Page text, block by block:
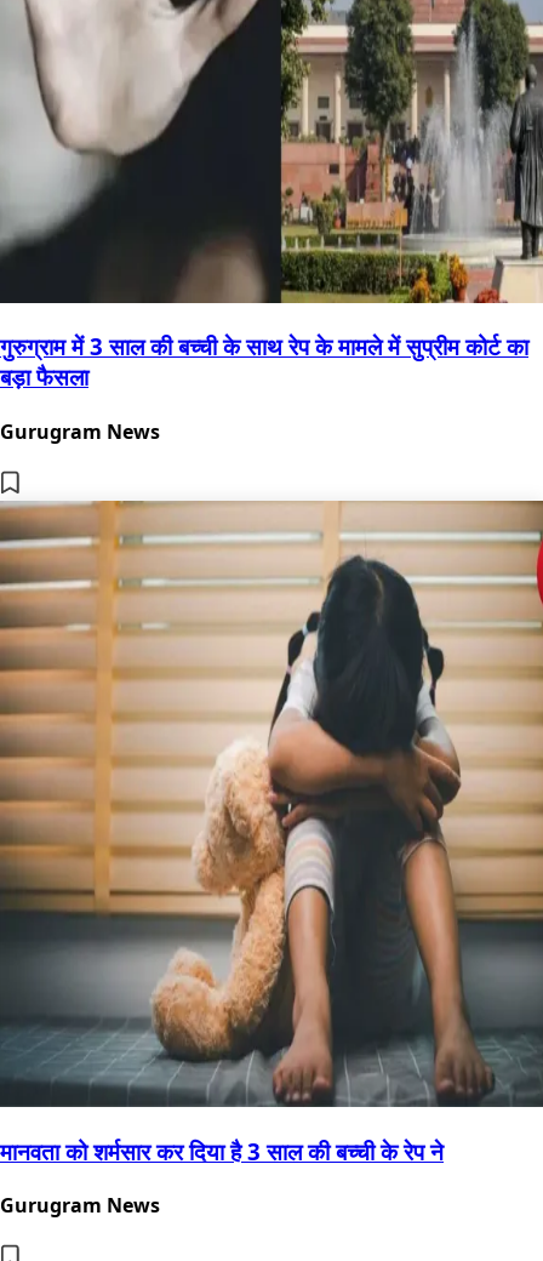
गुरुग्राम में 3 साल की बच्ची के साथ रेप के मामले में सुप्रीम कोर्ट का
बड़ा फैसला
Gurugram News
मानवता को शर्मसार कर दिया है 3 साल की बच्ची के रेप ने
Gurugram News